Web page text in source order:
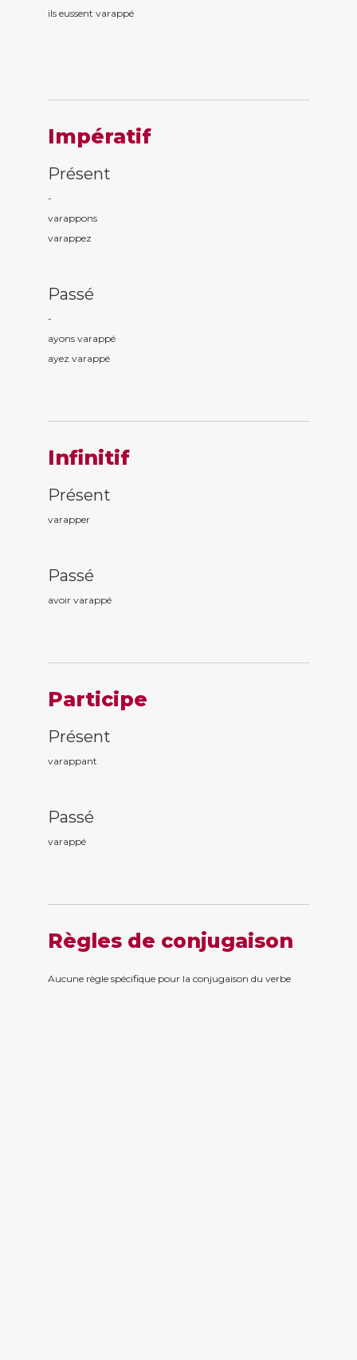
ils eussent varappé
Impératif
Présent
-
varappons
varappez
Passé
-
ayons varappé
ayez varappé
Infinitif
Présent
varapper
Passé
avoir varappé
Participe
Présent
varappant
Passé
varappé
Règles de conjugaison
Aucune règle spécifique pour la conjugaison du verbe